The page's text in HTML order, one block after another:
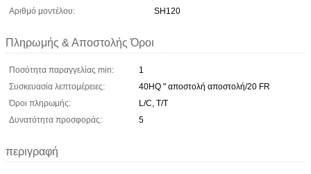
Αριθμό μοντέλου:
SH120
Πληρωμής & Αποστολής Όροι
Ποσότητα παραγγελίας min:
1
Συσκευασία λεπτομέρειες:
40HQ " αποστολή αποστολή/20 FR
Όροι πληρωμής:
L/C, T/T
Δυνατότητα προσφοράς:
5
περιγραφή